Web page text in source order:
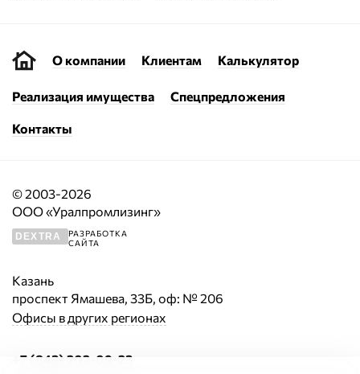
О компании Клиентам Калькулятор
Реализация имущества Спецпредложения
Контакты
© 2003-2026
ООО «Уралпромлизинг»
DEXTRA
РАЗРАБОТКА
САЙТА
Казань
проспект Ямашева, 33Б, оф: № 206
Офисы в других регионах
+7 (843) 202-09-23